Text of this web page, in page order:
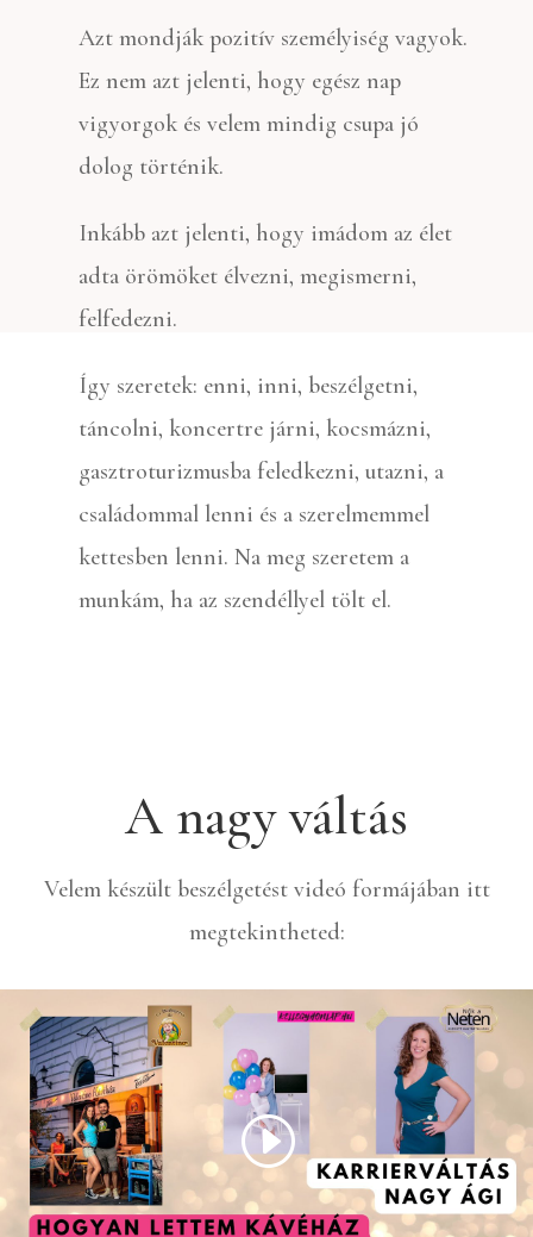
Azt mondják pozitív személyiség vagyok.
Ez nem azt jelenti, hogy egész nap
vigyorgok és velem mindig csupa jó
dolog történik.
Inkább azt jelenti, hogy imádom az élet
adta örömöket élvezni, megismerni,
felfedezni.
Így szeretek: enni, inni, beszélgetni,
táncolni, koncertre járni, kocsmázni,
gasztroturizmusba feledkezni, utazni, a
családommal lenni és a szerelmemmel
kettesben lenni. Na meg szeretem a
munkám, ha az szendéllyel tölt el.
A nagy váltás
Velem készült beszélgetést videó formájában itt
megtekintheted: